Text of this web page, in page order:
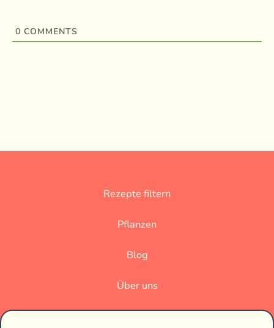
0 COMMENTS
Rezepte filtern
Pflanzen
Blog
Über uns